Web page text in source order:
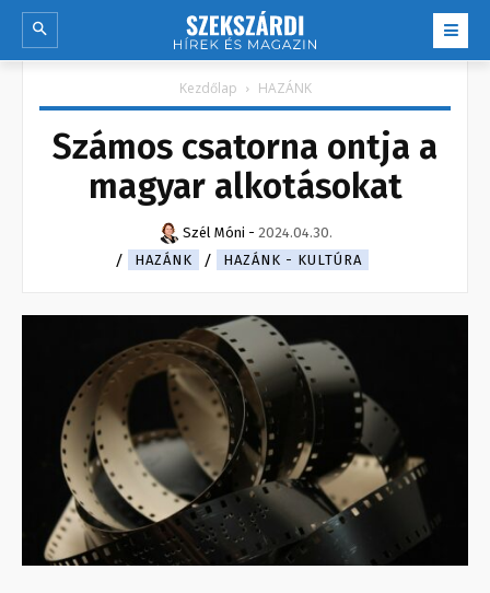
Kezdőlap HAZÁNK
Számos csatorna ontja a
magyar alkotásokat
Szél Móni - 2024.04.30.
HAZÁNK
HAZÁNK - KULTÚRA